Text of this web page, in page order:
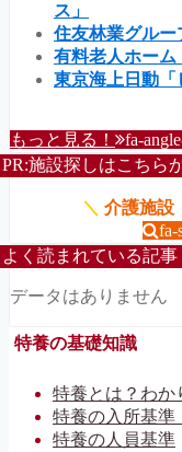
ス」
住友林業グルー
有料老人ホーム
東京海上日動「
もっと見る！ fa-
PR:施設探しはこちら
＼ 介護施設
fa-
よく読まれている記事
データはありません
特養の基礎知識
特養とは？わか
特養の入所基準
特養の人員基準